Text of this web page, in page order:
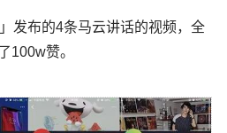
」发布的4条马云讲话的视频，全
100w赞。